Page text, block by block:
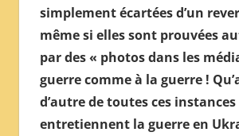
simplement écartées d’un
même si elles sont prouvées
par des « photos dans les
guerre comme à la guerre !
d’autre de toutes ces
entretiennent la guerre en